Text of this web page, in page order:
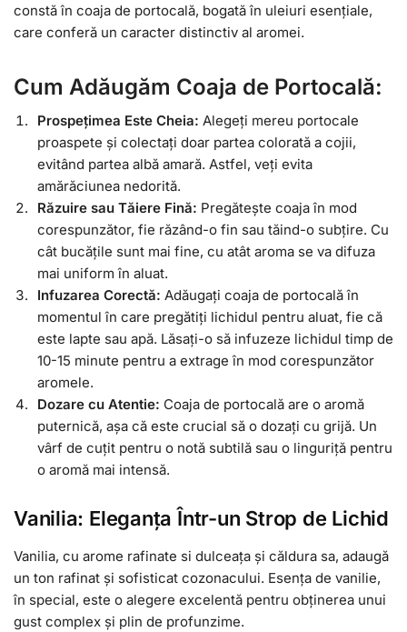
constă în coaja de portocală, bogată în uleiuri esențiale,
care conferă un caracter distinctiv al aromei.
Cum Adăugăm Coaja de Portocală:
Prospețimea Este Cheia: Alegeți mereu portocale
proaspete și colectați doar partea colorată a cojii,
evitând partea albă amară. Astfel, veți evita
amărăciunea nedorită.
Răzuire sau Tăiere Fină: Pregătește coaja în mod
corespunzător, fie răzând-o fin sau tăind-o subțire. Cu
cât bucățile sunt mai fine, cu atât aroma se va difuza
mai uniform în aluat.
Infuzarea Corectă: Adăugați coaja de portocală în
momentul în care pregătiți lichidul pentru aluat, fie că
este lapte sau apă. Lăsați-o să infuzeze lichidul timp de
10-15 minute pentru a extrage în mod corespunzător
aromele.
Dozare cu Atentie: Coaja de portocală are o aromă
puternică, așa că este crucial să o dozați cu grijă. Un
vârf de cuțit pentru o notă subtilă sau o linguriță pentru
o aromă mai intensă.
Vanilia: Eleganța Într-un Strop de Lichid
Vanilia, cu arome rafinate si dulceața și căldura sa, adaugă
un ton rafinat și sofisticat cozonacului. Esența de vanilie,
în special, este o alegere excelentă pentru obținerea unui
gust complex și plin de profunzime.